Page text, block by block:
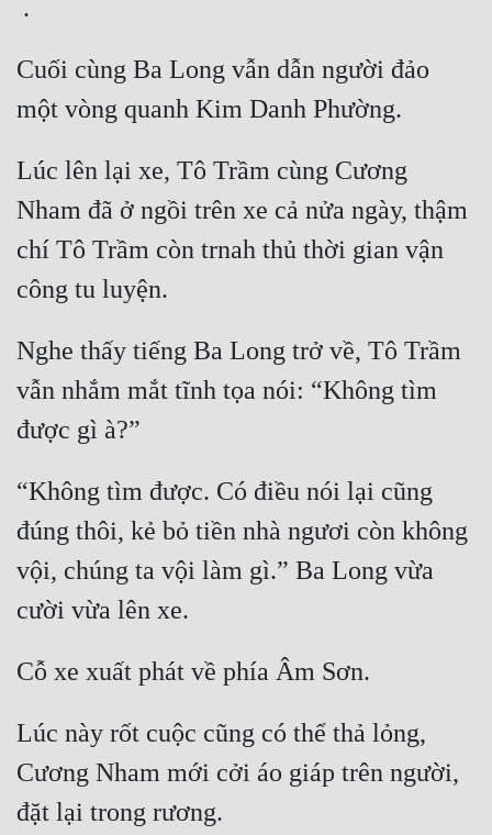
Truyện ngắn
Xa Lộ Dịch
Cung Đấu
Cạnh Kỹ
Cổ Tiên Hiệp
Du Hí
Dã Sử
Góc Nhìn Nam
Huyền Huyễn
Huyền Nghi
Huyền Ảo
Hài Hước
Cuối cùng Ba Long vẫn dẫn người đảo
Lúc lên lại xe, Tô Trầm cùng Cương
Nham đã ở ngồi trên xe cả nửa ngày, thậm
chí Tô Trầm còn trnah thủ thời gian vận
Nghe thấy tiếng Ba Long trở về, Tô Trầm
vẫn nhắm mắt tĩnh tọa nói: “Không tìm
“Không tìm được. Có điều nói lại cũng
đúng thôi, kẻ bỏ tiền nhà ngươi còn không
vội, chúng ta vội làm gì.” Ba Long vừa
Lúc này rốt cuộc cũng có thể thả lỏng,
Cương Nham mới cởi áo giáp trên người,